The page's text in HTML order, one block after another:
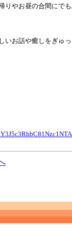
りやお昼の合間にで
いお話や癒しをぎゅ